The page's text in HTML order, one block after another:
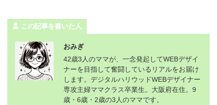
この記事を書いた人
おみぎ
42歳3人のママが、一念発起してWEBデザイ
ナーを目指して奮闘しているリアルをお届け
します。デジタルハリウッドWEBデザイナー
専攻主婦ママクラス卒業生。大阪府在住。9
歳・6歳・2歳の3人のママです。